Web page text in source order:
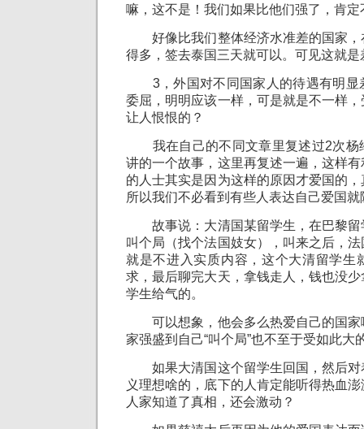
嘛，这不是！我们如果比他们强了，肯定
好像比我们整体经济水准差的国家，
得多，签去泰国三天就可以。可见这就是
3，外国对不同国家人的待遇有明显
委屈，明明应该一样，可是就是不一样
让人恨恨的？
我在自己的不同文章里复述过2次杨
讲的一个故事，这里再复述一遍，这样
的人士其实是因为这样的原因才爱国的
所以我们不必看到有些人表达自己爱国
故事说：大清国某留学生，在巴黎留
叫个局（找个法国妓女），叫来之后，
就是不进入实质内容，这个大清留学生
求，最后聊完大天，拿钱走人，钱也没
学生给气的。
可以想象，他会多么热爱自己的国家
家强盛到自己“叫个局”也不至于受如此大
如果大清国这个留学生回国，然后对
义理想啥的，底下的人肯定能听得热血
人家知道了真相，还会激动？